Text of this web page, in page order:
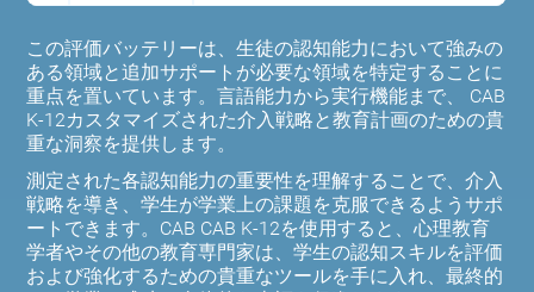
この評価バッテリーは、生徒の認知能力において強みの
ある領域と追加サポートが必要な領域を特定することに
重点を置いています。言語能力から実行機能まで、 CAB
K-12カスタマイズされた介入戦略と教育計画のための貴
重な洞察を提供します。
測定された各認知能力の重要性を理解することで、介入
戦略を導き、学生が学業上の課題を克服できるようサポ
ートできます。CAB CAB K-12を使用すると、心理教育
学者やその他の教育専門家は、学生の認知スキルを評価
および強化するための貴重なツールを手に入れ、最終的